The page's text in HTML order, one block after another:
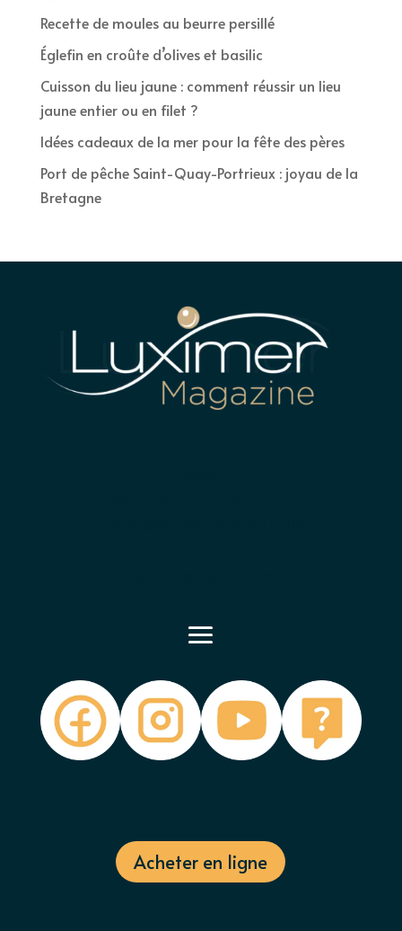
Recette de moules au beurre persillé
Églefin en croûte d’olives et basilic
Cuisson du lieu jaune : comment réussir un lieu
jaune entier ou en filet ?
Idées cadeaux de la mer pour la fête des pères
Port de pêche Saint-Quay-Portrieux : joyau de la
Bretagne
Acheter en ligne